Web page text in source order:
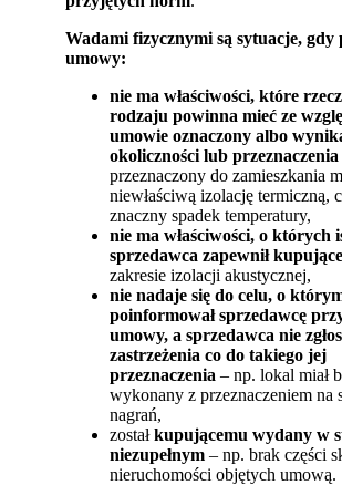
Wadami fizycznymi są sytuacje, gdy
umowy:
nie ma właściwości, które
rodzaju powinna mieć ze
umowie oznaczony albo
okoliczności lub przeznaczenia
przeznaczony do zamieszkania
niewłaściwą izolację termiczną,
znaczny spadek temperatury,
nie ma właściwości, o których
sprzedawca zapewnił
zakresie izolacji akustycznej,
nie nadaje się do celu, o
poinformował sprzedawcę
umowy, a sprzedawca nie
zastrzeżenia co do takiego jej
przeznaczenia – np. lokal miał
wykonany z przeznaczeniem na
nagrań,
zostałkupującemu wydany w
niezupełnym – np. brak części
nieruchomości objętych umową.